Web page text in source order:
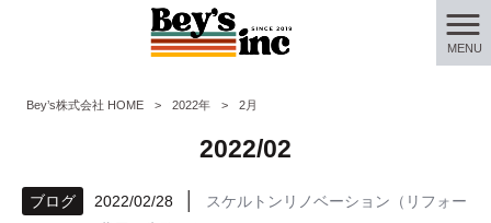
MENU
Bey’s株式会社 HOME > 2022年 > 2月
2022/02
ブログ 2022/02/28
スケルトンリノベーション（リフォー